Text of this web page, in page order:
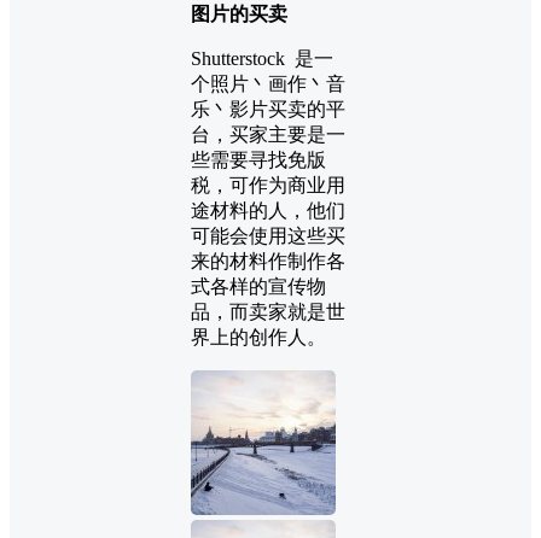
图片的买卖
Shutterstock 是一
个照片丶画作丶音
乐丶影片买卖的平
台，买家主要是一
些需要寻找免版
税，可作为商业用
途材料的人，他们
可能会使用这些买
来的材料作制作各
式各样的宣传物
品，而卖家就是世
界上的创作人。